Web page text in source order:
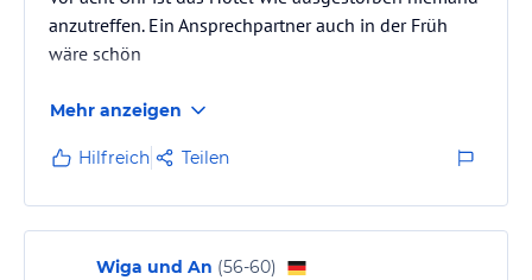
anzutreffen. Ein Ansprechpartner auch in der Früh
wäre schön
Mehr anzeigen
Hilfreich Teilen
Wiga und An (56-60)